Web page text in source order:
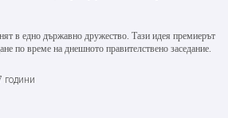
в едно държавно дружество. Тази идея премиерът
по време на днешното правителствено заседание.
години